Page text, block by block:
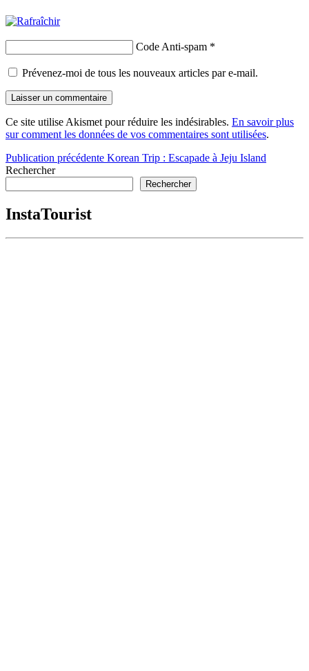
Code Anti-spam *
Prévenez-moi de tous les nouveaux articles par e-mail.
Ce site utilise Akismet pour réduire les indésirables. En savoir plus
sur comment les données de vos commentaires sont utilisées.
Navigation
de
Publication précédente Korean Trip : Escapade à Jeju Island
Rechercher
Rechercher
InstaTourist